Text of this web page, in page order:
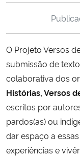
Ministério de Minas e
Ministério da Ciência,
Ministério do Meio Ambiente
Ministério do
Controladoria-Geral da
O Projeto Versos
submissão de
colaborativa dos
Histórias, Versos
escritos por
pardos(as) ou
dar espaço a
experiências e